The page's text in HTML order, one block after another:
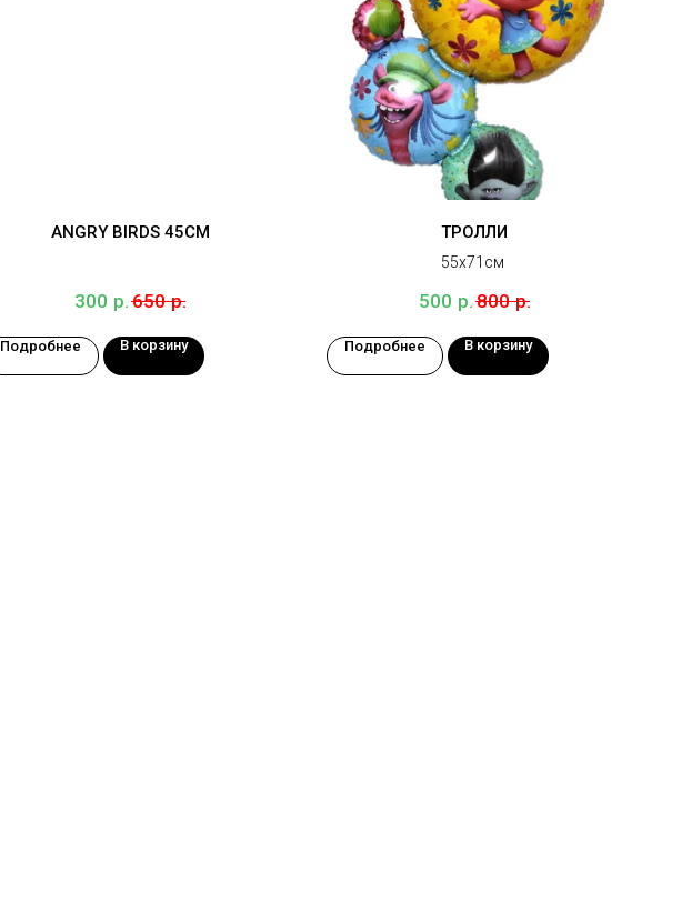
ANGRY BIRDS 45СМ
300 р.650 р.
Подробнее В корзину
ТРОЛЛИ
55х71см
500 р.800 р.
Подробнее В корзину